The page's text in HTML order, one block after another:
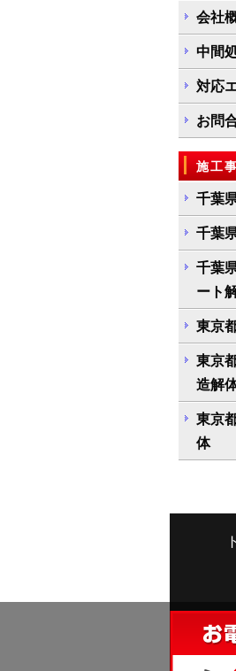
会社
中間
対応
お問
施工
千葉
千葉
千葉
ート
東京
東京
造解
東京
体